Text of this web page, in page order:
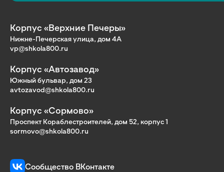
Корпус «Верхние Печеры»
Нижне-Печерская улица, дом 4А
vp@shkola800.ru
Корпус «Автозавод»
Южный бульвар, дом 23
avtozavod@shkola800.ru
Корпус «Сормово»
Проспект Кораблестроителей, дом 52, корпус 1
sormovo@shkola800.ru
Сообщество ВКонтакте